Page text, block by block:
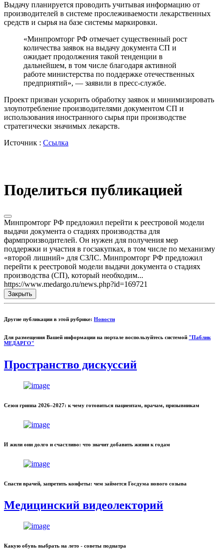
Выдачу планируется проводить учитывая информацию от
производителей в системе прослеживаемости лекарственных
средств и сырья на базе системы маркировки.
«Минпромторг РФ отмечает существенный рост
количества заявок на выдачу документа СП и
ожидает продолжения такой тенденции в
дальнейшем, в том числе благодаря активной
работе министерства по поддержке отечественных
предприятий», — заявили в пресс-службе.
Проект призван ускорить обработку заявок и минимизировать
злоупотребление производителями документом СП и
использования иностранного сырья при производстве
стратегически значимых лекарств.
Источник : Ссылка
Поделиться публикацией
Минпромторг РФ предложил перейти к реестровой модели
выдачи документа о стадиях производства для
фармпроизводителей. Он нужен для получения мер
поддержки и участия в госзакупках, в том числе по механизму
«второй лишний» для СЗЛС. Минпромторг РФ предложил
перейти к реестровой модели выдачи документа о стадиях
производства (СП), который необходим...
https://www.medargo.ru/news.php?id=169721
Закрыть
Другие публикации в этой рубрике: Новости
Для размещения Вашей информации на портале воспользуйтесь системой "Паблик
МЕДАРГО"
Пространство дискуссий
Сезон гриппа 2026–2027: к чему готовиться пациентам, врачам, призывникам
И жили они долго и счастливо: что значит добавить жизни к годам
Спасти врачей, запретить конфеты: чем займется Госдума нового созыва
Медицинский видеолекторий
Какую обувь выбрать на лето - советы подиатра